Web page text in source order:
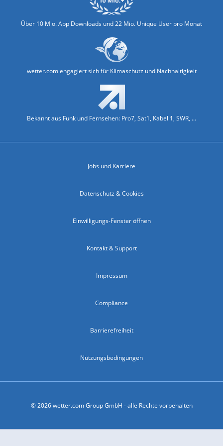
Über 10 Mio. App Downloads und 22 Mio. Unique User pro Monat
wetter.com engagiert sich für Klimaschutz und Nachhaltigkeit
Bekannt aus Funk und Fernsehen: Pro7, Sat1, Kabel 1, SWR, ...
Jobs und Karriere
Datenschutz & Cookies
Einwilligungs-Fenster öffnen
Kontakt & Support
Impressum
Compliance
Barrierefreiheit
Nutzungsbedingungen
© 2026 wetter.com Group GmbH - alle Rechte vorbehalten